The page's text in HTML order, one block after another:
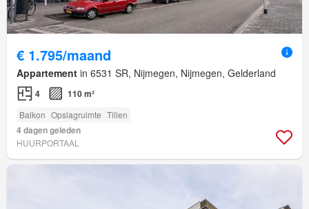
€ 1.795/maand
Appartement in 6531 SR, Nijmegen, Nijmegen, Gelderland
4 110 m²
Balkon Opslagruimte Tillen
4 dagen geleden
HUURPORTAAL